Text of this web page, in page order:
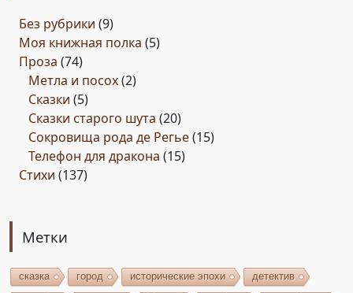
Без рубрики (9)
Моя книжная полка (5)
Проза (74)
Метла и посох(2)
Сказки (5)
Сказки старого шута (20)
Сокровища рода де Регье(15)
Телефон для дракона (15)
Стихи (137)
Метки
сказка город исторические эпохи детектив